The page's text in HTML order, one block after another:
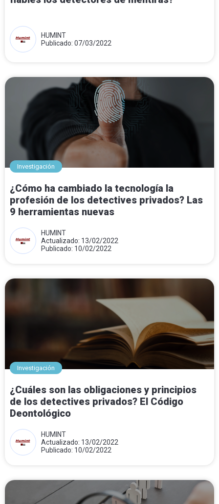
HUMINT
Publicado: 07/03/2022
Investigación
¿Cómo ha cambiado la tecnología la
profesión de los detectives privados? Las
9 herramientas nuevas
HUMINT
Actualizado: 13/02/2022
Publicado: 10/02/2022
Investigación
¿Cuáles son las obligaciones y principios
de los detectives privados? El Código
Deontológico
HUMINT
Actualizado: 13/02/2022
Publicado: 10/02/2022